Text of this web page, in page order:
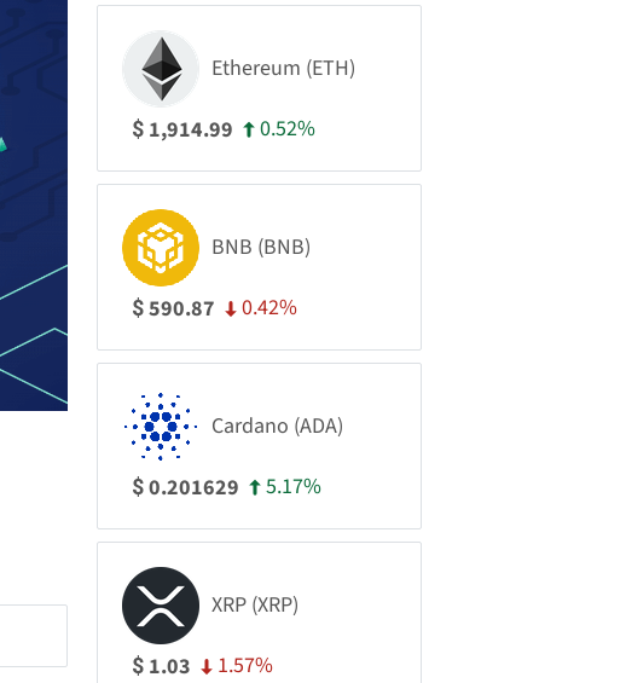
Ethereum (ETH)
$ 1,914.99 0.52%
BNB (BNB)
$590.87 0.42%
Cardano (ADA)
$0.201629 5.17%
XRP (XRP)
$ 1.03 1.57%